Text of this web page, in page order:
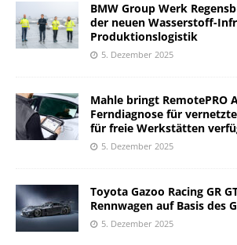
BMW Group Werk
der neuen Wasserstoff-
Produktionslogistik
5. Dezember 2025
Mahle bringt RemotePRO
Ferndiagnose für
für freie Werkstätten
5. Dezember 2025
Toyota Gazoo Racing GR
Rennwagen auf Basis des
5. Dezember 2025